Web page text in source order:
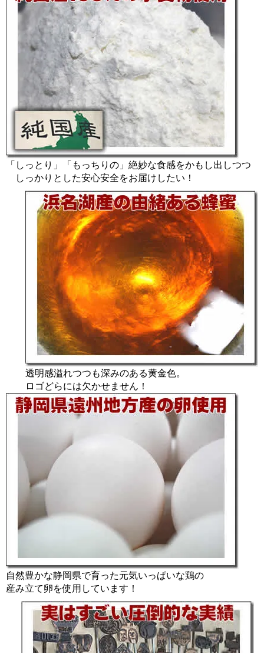
「しっとり」「もっちりの」絶妙な食感をかもし出しつつ
しっかりとした安心安全をお届けしたい！
透明感溢れつつも深みのある黄金色。
ロゴどらには欠かせません！
自然豊かな静岡県で育った元気いっぱいな鶏の
産み立て卵を使用しています！